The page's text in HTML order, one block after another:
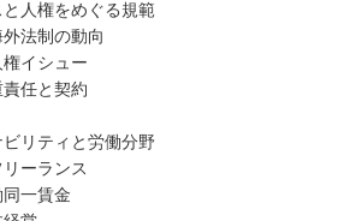
権をめぐる規範
法制の動向
イシュー
任と契約
ティと労働分野
ーランス
一賃金